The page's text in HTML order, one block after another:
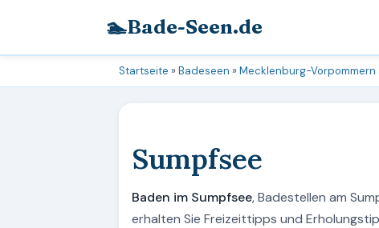
🏊Bade-Seen.de
Startseite »Badeseen »Mecklenburg-Vorpommern
Sumpfsee
Baden im Sumpfsee, Badestellen am
erhalten Sie Freizeittipps und